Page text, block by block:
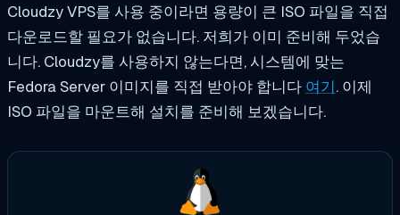
Cloudzy VPS를 사용 중이라면 용량이 큰 ISO 파일을 직접
다운로드할 필요가 없습니다. 저희가 이미 준비해 두었습
니다. Cloudzy를 사용하지 않는다면, 시스템에 맞는
Fedora Server 이미지를 직접 받아야 합니다 여기. 이제
ISO 파일을 마운트해 설치를 준비해 보겠습니다.